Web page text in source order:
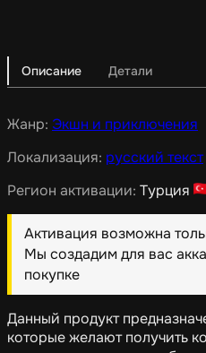
Описание Детали
Жанр: Экшн и приключения
Локализация: русский текст
Регион активации: Турция
Активация возможна
Мы создадим для вас
покупке
Данный продукт
которые желают получить